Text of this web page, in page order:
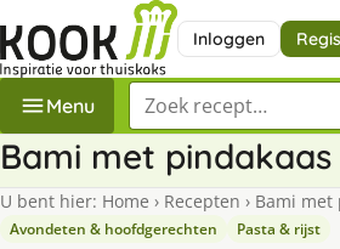
Inloggen
Menu Zoek een recept
Bami met pindakaas
U bent hier: Home › Recepten › Bami met
Avondeten & hoofdgerechten Pasta & rijst